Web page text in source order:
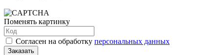
Поменять картинку
Согласен на обработку персональных данных
Заказать